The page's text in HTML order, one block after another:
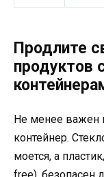
Продлите
продуктов
Не менее важен
контейнер.
моется, а